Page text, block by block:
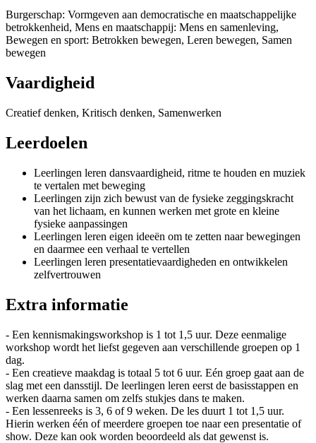
Burgerschap: Vormgeven aan democratische en maatschappelijke
betrokkenheid, Mens en maatschappij: Mens en samenleving,
Bewegen en sport: Betrokken bewegen, Leren bewegen, Samen
bewegen
Vaardigheid
Creatief denken, Kritisch denken, Samenwerken
Leerdoelen
Leerlingen leren dansvaardigheid, ritme te houden en muziek
te vertalen met beweging
Leerlingen zijn zich bewust van de fysieke zeggingskracht
van het lichaam, en kunnen werken met grote en kleine
fysieke aanpassingen
Leerlingen leren eigen ideeën om te zetten naar bewegingen
en daarmee een verhaal te vertellen
Leerlingen leren presentatievaardigheden en ontwikkelen
zelfvertrouwen
Extra informatie
- Een kennismakingsworkshop is 1 tot 1,5 uur. Deze eenmalige
workshop wordt het liefst gegeven aan verschillende groepen op 1
dag.
- Een creatieve maakdag is totaal 5 tot 6 uur. Eén groep gaat aan de
slag met een dansstijl. De leerlingen leren eerst de basisstappen en
werken daarna samen om zelfs stukjes dans te maken.
- Een lessenreeks is 3, 6 of 9 weken. De les duurt 1 tot 1,5 uur.
Hierin werken één of meerdere groepen toe naar een presentatie of
show. Deze kan ook worden beoordeeld als dat gewenst is.